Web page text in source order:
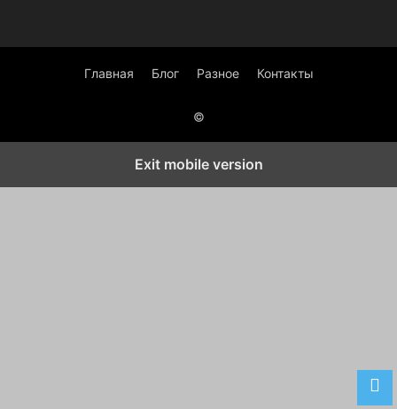
Главная Блог Разное Контакты
©
Exit mobile version